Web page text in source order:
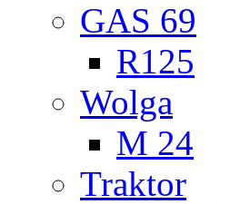
GAS 69
R125
Wolga
M 24
Traktor